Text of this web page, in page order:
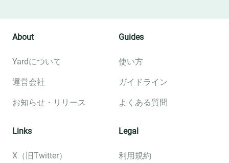
About
Yardについて
運営会社
お知らせ・リリース
Guides
使い方
ガイドライン
よくある質問
Links
X（旧Twitter）
Legal
利用規約